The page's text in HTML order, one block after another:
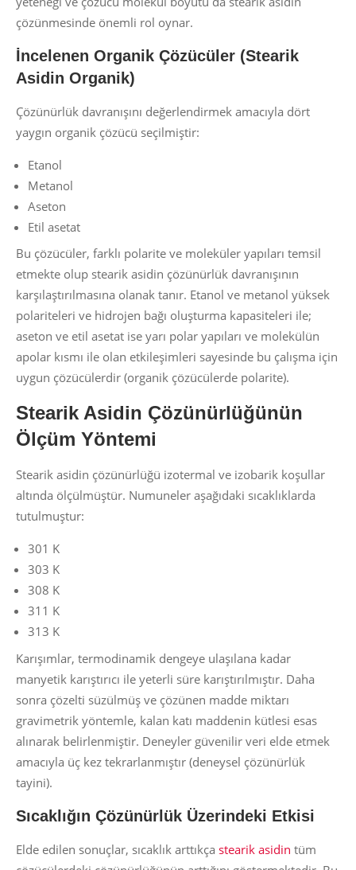
çözünmesinde önemli rol oynar.
İncelenen Organik Çözücüler (Stearik
Asidin Organik)
Çözünürlük davranışını değerlendirmek amacıyla dört
yaygın organik çözücü seçilmiştir:
Etanol
Metanol
Aseton
Etil asetat
Bu çözücüler, farklı polarite ve moleküler yapıları temsil
etmekte olup stearik asidin çözünürlük davranışının
karşılaştırılmasına olanak tanır. Etanol ve metanol yüksek
polariteleri ve hidrojen bağı oluşturma kapasiteleri ile;
aseton ve etil asetat ise yarı polar yapıları ve molekülün
apolar kısmı ile olan etkileşimleri sayesinde bu çalışma için
uygun çözücülerdir (organik çözücülerde polarite).
Stearik Asidin Çözünürlüğünün
Ölçüm Yöntemi
Stearik asidin çözünürlüğü izotermal ve izobarik koşullar
altında ölçülmüştür. Numuneler aşağıdaki sıcaklıklarda
tutulmuştur:
301 K
303 K
308 K
311 K
313 K
Karışımlar, termodinamik dengeye ulaşılana kadar
manyetik karıştırıcı ile yeterli süre karıştırılmıştır. Daha
sonra çözelti süzülmüş ve çözünen madde miktarı
gravimetrik yöntemle, kalan katı maddenin kütlesi esas
alınarak belirlenmiştir. Deneyler güvenilir veri elde etmek
amacıyla üç kez tekrarlanmıştır (deneysel çözünürlük
tayini).
Sıcaklığın Çözünürlük Üzerindeki Etkisi
Elde edilen sonuçlar, sıcaklık arttıkça stearik asidin tüm